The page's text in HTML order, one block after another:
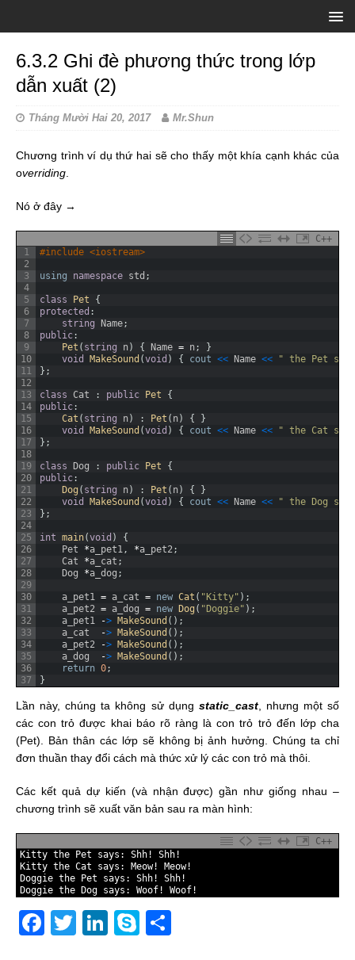
6.3.2 Ghi đè phương thức trong lớp
dẫn xuất (2)
Tháng Mười Hai 20, 2017 Mr.Shun
Chương trình ví dụ thứ hai sẽ cho thấy một khía cạnh khác của
overriding
Nó ở đây →
C++
1
2
3
4
5
6
7
8
9
10
11
12
13
14
15
16
17
18
19
20
21
22
23
24
25
26
27
28
29
30
31
32
33
34
35
36
37
#include <iostream>
using namespace std ;
class Pet
{
protected :
string
Name;
public:
Pet ( string n) { Name = n;
}
void
MakeSound (void ) { cout << Name <<
" the Pet
} ;
class Cat : public Pet
{
public:
Cat ( string n) : Pet ( n) {
}
void
MakeSound (void ) { cout << Name <<
" the Cat
} ;
class Dog : public Pet
{
public:
Dog ( string n) : Pet ( n) {
}
void
MakeSound (void ) { cout << Name <<
" the Dog
} ;
int main(void )
{
Pet
*a_pet1, *a_pet2;
Cat
*a_cat ;
Dog
*a_dog ;
a_pet1 = a_cat = new Cat ( "Kitty" ) ;
a_pet2 = a_dog = new Dog ( "Doggie" ) ;
a_pet1
-> MakeSound ( ) ;
a_cat
-> MakeSound ( ) ;
a_pet2
-> MakeSound ( ) ;
a_dog
-> MakeSound ( ) ;
return 0;
}
Lần này, chúng ta không sử dụng static_cast, nhưng một số
các con trỏ được khai báo rõ ràng là con trỏ trỏ đến lớp cha
(Pet). Bản thân các lớp sẽ không bị ảnh hưởng. Chúng ta chỉ
đơn thuần thay đổi cách mà thức xử lý các con trỏ mà thôi.
Các kết quả dự kiến (và nhận được) gần như giống nhau –
chương trình sẽ xuất văn bản sau ra màn hình:
C++
Kitty the Pet says : Shh ! Shh !
Kitty the Cat says : Meow! Meow!
Doggie the Pet says : Shh ! Shh !
Doggie the Dog says : Woof ! Woof !
F
T
Li
S